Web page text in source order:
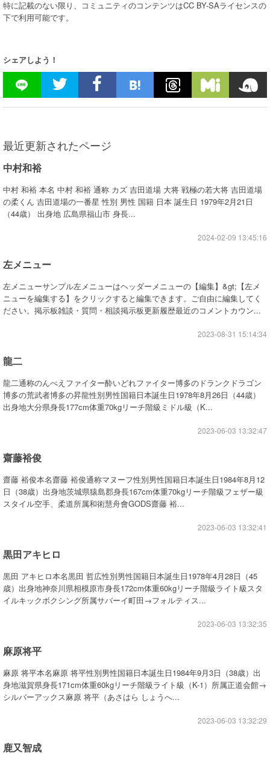
特に記載のない限り、コミュニティのコンテンツはCC BY-SAライセンスの
下で利用可能です。
シェアしよう！
最近更新されたページ
中村和裕
中村 和裕 本名 中村 和裕 通称 カズ 吉田道場 大将 戦極の若大将 吉田道場
の柔くん 吉田道場の一番星 性別 男性 国籍 日本 誕生日 1979年2月21日
（44歳） 出身地 広島県福山市 身長...
2024-02-09 13:45:16
左メニュー
左メニューサンプル左メニューはヘッダーメニューの【編集】&gt;【左メ
ニューを編集する】をクリックすると編集できます。ご自由に編集してく
ださい。掲示板雑談・質問・相談掲示板更新履歴最近のコメントカウン...
2023-08-31 15:14:34
龍二
龍二通称のんべえファイター酔いどれファイター博多のドランクドラゴン
博多の荒武者博多の昇龍性別男性国籍日本誕生日1978年8月26日（44歳）
出身地大分県身長177cm体重70kgリーチ階級ミドル級（K...
2023-06-03 13:32:47
齋藤裕俊
齋藤 裕俊本名齋藤 裕俊通称マヌーフ性別男性国籍日本誕生日1984年8月12
日（38歳）出身地茨城県猿島郡身長167cm体重70kgリーチ階級フェザー級
スタイル空手、柔道所属和術慧舟會GODS齋藤 裕...
2023-06-03 13:32:41
黒田アキヒロ
黒田 アキヒロ本名黒田 哲広性別男性国籍日本誕生日1978年4月28日（45
歳）出身地神奈川県相模原市身長172cm体重60kgリーチ階級ライト級スタ
イルキックボクシング所属サバーイ町田→フォルティス...
2023-06-03 13:32:35
麻原将平
麻原 将平本名麻原 将平性別男性国籍日本誕生日1984年9月3日（38歳）出
身地滋賀県身長171cm体重60kgリーチ階級ライト級（K-1）所属正道会館→
シルバーアックス麻原 将平（あさはら しょうへ...
2023-06-03 13:32:29
鹿又智成